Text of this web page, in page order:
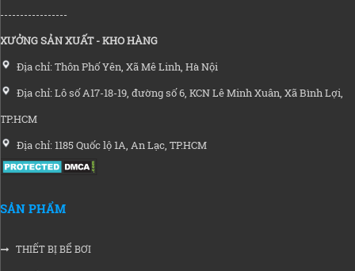
-----------------
XƯỞNG SẢN XUẤT - KHO HÀNG
Địa chỉ: Thôn Phố Yên, Xã Mê Linh, Hà Nội
Địa chỉ: Lô số A17-18-19, đường số 6, KCN Lê Minh Xuân, Xã Bình Lợi,
TP.HCM
Địa chỉ: 1185 Quốc lộ 1A, An Lạc, TP.HCM
SẢN PHẨM
THIẾT BỊ BỂ BƠI